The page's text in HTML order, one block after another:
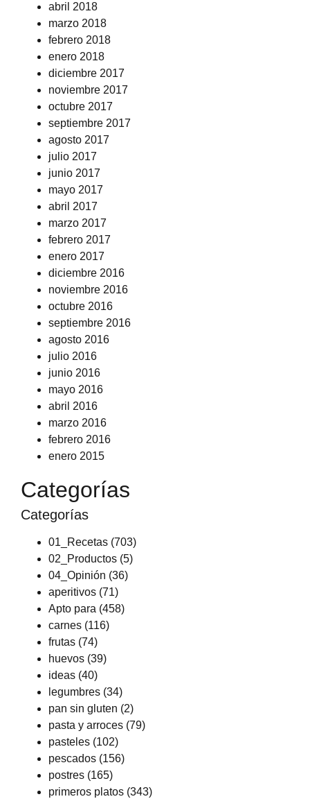
abril 2018
marzo 2018
febrero 2018
enero 2018
diciembre 2017
noviembre 2017
octubre 2017
septiembre 2017
agosto 2017
julio 2017
junio 2017
mayo 2017
abril 2017
marzo 2017
febrero 2017
enero 2017
diciembre 2016
noviembre 2016
octubre 2016
septiembre 2016
agosto 2016
julio 2016
junio 2016
mayo 2016
abril 2016
marzo 2016
febrero 2016
enero 2015
Categorías
Categorías
01_Recetas (703)
02_Productos (5)
04_Opinión (36)
aperitivos (71)
Apto para (458)
carnes (116)
frutas (74)
huevos (39)
ideas (40)
legumbres (34)
pan sin gluten (2)
pasta y arroces (79)
pasteles (102)
pescados (156)
postres (165)
primeros platos (343)